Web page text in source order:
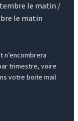
le matin /
le matin
trimestre, voire
votre boite mail